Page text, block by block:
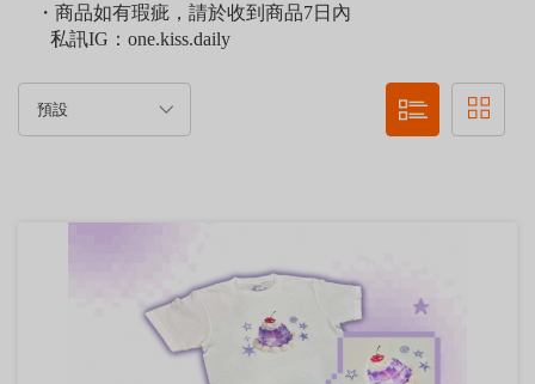
・商品如有瑕疵，請於收到商品7日內
私訊IG：one.kiss.daily